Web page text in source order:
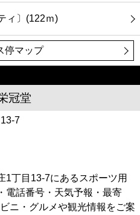
ィ〕(122ｍ)
停マップ
冠堂
7
1丁目13-7にあるスポーツ用
電話番号・天気予報・最寄
ニ・グルメや観光情報をご案